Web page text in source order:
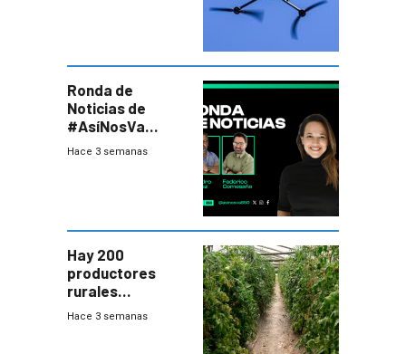
Ronda de
Noticias de
#AsíNosVa
(20/7/26)
Hace 3 semanas
Hay 200
productores
rurales
afectados tras
Hace 3 semanas